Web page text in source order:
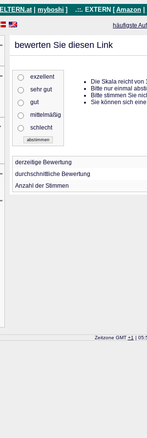
ELTERN.at myboshi ] .::. EXTERN [ Amazon
häufigste
bewerten Sie diesen Link
exzellent
sehr gut
gut
mittelmäßig
schlecht
Die Skala reicht von
Bitte nur einmal
Bitte stimmen Sie
Sie können sich
derzeitige Bewertung
durchschnittliche Bewertung
Anzahl der Stimmen
Zeitzone GMT +1 |